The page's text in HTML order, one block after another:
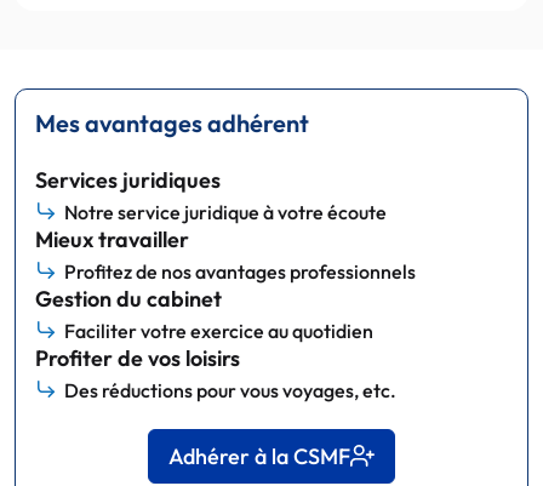
Mes avantages adhérent
Services juridiques
Notre service juridique à votre écoute
Mieux travailler
Profitez de nos avantages professionnels
Gestion du cabinet
Faciliter votre exercice au quotidien
Profiter de vos loisirs
Des réductions pour vous voyages, etc.
Adhérer à la CSMF